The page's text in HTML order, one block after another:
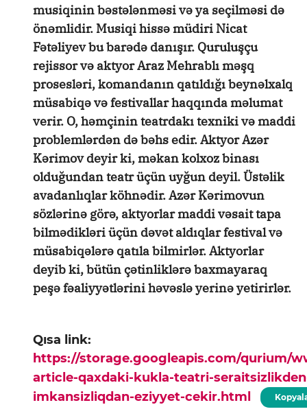
musiqinin bəstələnməsi və ya seçilməsi də
önəmlidir. Musiqi hissə müdiri Nicat
Fətəliyev bu barədə danışır. Quruluşçu
rejissor və aktyor Araz Mehrablı məşq
prosesləri, komandanın qatıldığı beynəlxalq
müsabiqə və festivallar haqqında məlumat
verir. O, həmçinin teatrdakı texniki və maddi
problemlərdən də bəhs edir. Aktyor Azər
Kərimov deyir ki, məkan kolxoz binası
olduğundan teatr üçün uyğun deyil. Üstəlik
avadanlıqlar köhnədir. Azər Kərimovun
sözlərinə görə, aktyorlar maddi vəsait tapa
bilmədikləri üçün dəvət aldıqlar festival və
müsabiqələrə qatıla bilmirlər. Aktyorlar
deyib ki, bütün çətinliklərə baxmayaraq
peşə fəaliyyətlərini həvəslə yerinə yetirirlər.
Qısa link:
https://storage.googleapis.com/qurium/
article-qaxdaki-kukla-teatri-
imkansizliqdan-eziyyet-cekir.html